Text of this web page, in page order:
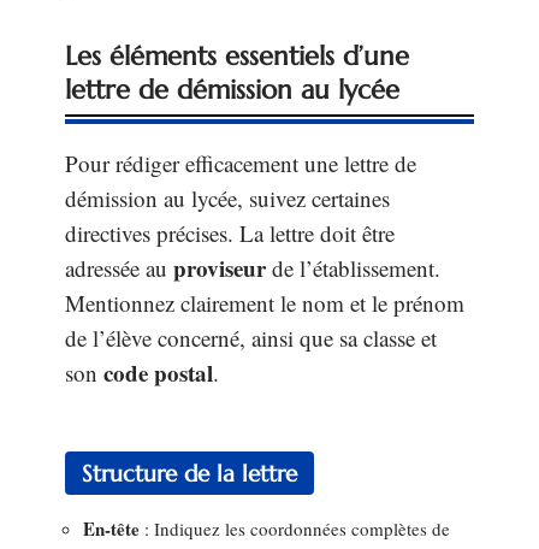
Les éléments essentiels d’une
lettre de démission au lycée
Pour rédiger efficacement une lettre de
démission au lycée, suivez certaines
directives précises. La lettre doit être
adressée au proviseurde l’établissement.
Mentionnez clairement le nom et le prénom
de l’élève concerné, ainsi que sa classe et
son code postal.
Structure de la lettre
En-tête : Indiquez les coordonnées complètes de